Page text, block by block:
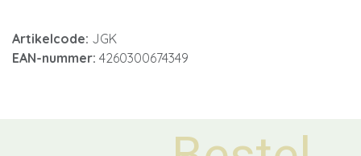
Artikelcode: JGK
EAN-nummer: 4260300674349